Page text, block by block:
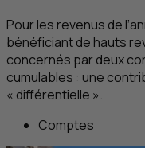
Pour les revenus de
bénéficiant de hauts
concernés par deux
cumulables : une
« différentielle ».
Comptes